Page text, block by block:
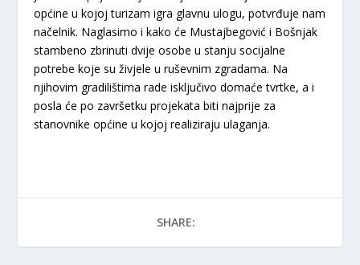
općine u kojoj turizam igra glavnu ulogu, potvrđuje nam
načelnik. Naglasimo i kako će Mustajbegović i Bošnjak
stambeno zbrinuti dvije osobe u stanju socijalne
potrebe koje su živjele u ruševnim zgradama. Na
njihovim gradilištima rade isključivo domaće tvrtke, a i
posla će po završetku projekata biti najprije za
stanovnike općine u kojoj realiziraju ulaganja.
SHARE: